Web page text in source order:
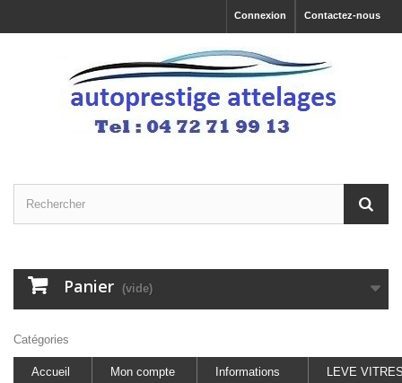
Contactez-nous
Connexion
Panier (vide)
Catégories
Accueil Mon compte Informations LEVE